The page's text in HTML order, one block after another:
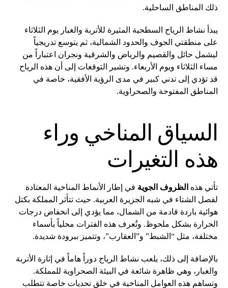
ذلك المناطق الساحلية.
يبدأ نشاط الرياح السطحية المثيرة للأتربة والغبار يوم الثلاثاء
على منطقتي الجوف والحدود الشمالية، ثم يتوسع تدريجياً
ليشمل حائل والقصيم والرياض والشرقية ونجران اعتباراً من
مساء الثلاثاء ويوم الأربعاء. وتشير التوقعات إلى أن هذه الرياح
قد تؤدي إلى تدني كبير في مدى الرؤية الأفقية، خاصة في
المناطق المفتوحة والصحراوية.
السياق المناخي وراء
هذه التغيرات
تأتي هذه الظروف الجوية في إطار الأنماط المناخية المعتادة
لفصل الشتاء في شبه الجزيرة العربية. حيث تتأثر المملكة بكتل
هوائية باردة قادمة من الشمال، مما يؤدي إلى انخفاض درجات
الحرارة بشكل ملحوظ. وتُعرف هذه الفترات محلياً بأسماء
مختلفة، مثل “الشبط” و”العقارب”، وتتميز ببرودة شديدة.
بالإضافة إلى ذلك، يلعب نشاط الرياح دوراً هاماً في إثارة الأتربة
والغبار، وهي ظاهرة شائعة في البيئة الصحراوية للمملكة.
وتساهم هذه العوامل المناخية في خلق تحديات خاصة تتطلب